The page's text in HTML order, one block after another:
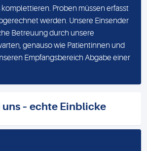
Proben müssen erfasst
werden. Unsere Einsender
Betreuung durch unsere
genauso wie Patientinnen und
Empfangsbereich Abgabe einer
– echte Einblicke